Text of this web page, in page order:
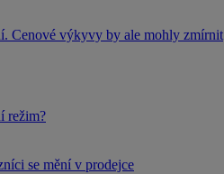
Cenové výkyvy by ale mohly zmírnit
režim?
se mění v prodejce